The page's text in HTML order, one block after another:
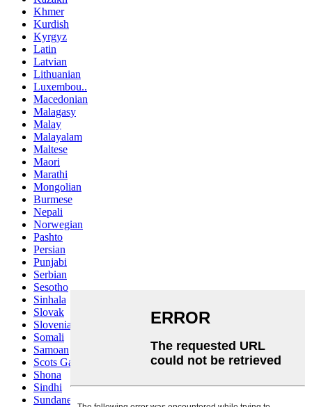
Khmer
Kurdish
Kyrgyz
Latin
Latvian
Lithuanian
Luxembou..
Macedonian
Malagasy
Malay
Malayalam
Maltese
Maori
Marathi
Mongolian
Burmese
Nepali
Norwegian
Pashto
Persian
Punjabi
Serbian
Sesotho
Sinhala
Slovak
Slovenian
Somali
Samoan
Scots Gaelic
Shona
Sindhi
Sundanese